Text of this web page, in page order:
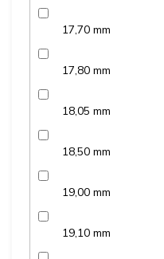
17,70 mm
17,80 mm
18,05 mm
18,50 mm
19,00 mm
19,10 mm